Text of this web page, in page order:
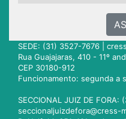
SEDE: (31) 3527-7676 |
Rua Guajajaras, 410 - 11º
CEP 30180-912
Funcionamento: segunda a
SECCIONAL JUIZ DE FORA:
seccionaljuizdefora@cress-